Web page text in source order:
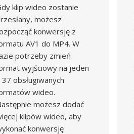
klip wideo zostanie
możesz
konwersję z
AV1 do MP4. W
potrzeby zmień
wyjściowy na jeden
37 obsługiwanych
wideo.
możesz dodać
klipów wideo, aby
konwersję